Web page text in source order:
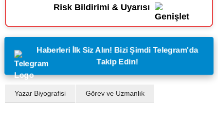
Risk Bildirimi & Uyarısı
Haberleri İlk Siz Alın! Bizi Şimdi Telegram'da
Takip Edin!
Yazar Biyografisi Görev ve Uzmanlık